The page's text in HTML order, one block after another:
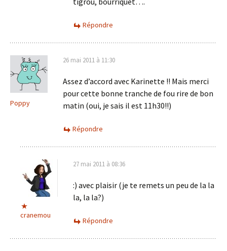
Répondre
Poppy
26 mai 2011 à 11:30
Assez d’accord avec Karinette !! Mais merci
pour cette bonne tranche de fou rire de bon
matin (oui, je sais il est 11h30!!)
Répondre
cranemou
27 mai 2011 à 08:36
:) avec plaisir (je te remets un peu de la la
la, la la?)
Répondre